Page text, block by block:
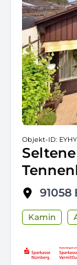
Objekt-ID:
91058
Kamin